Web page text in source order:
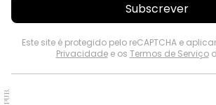
Subscrever
Este site é protegido pelo reCAPTCHA e
Privacidadee os Termos de Serviço
PUB.